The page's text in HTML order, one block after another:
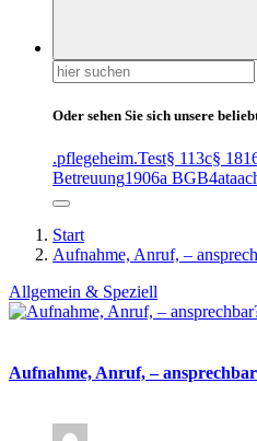
Suchen
nach:
Oder sehen Sie sich unsere
.pflegeheim.Test§ 113c§
Betreuung1906a BGB4at
Start
Aufnahme, Anruf, –
Allgemein & Speziell
Aufnahme, Anruf, –